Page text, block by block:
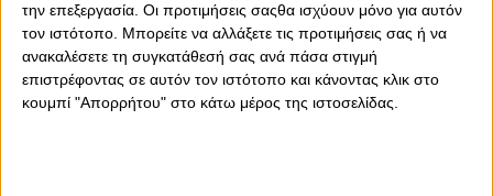
την επεξεργασία. Οι προτιμήσεις σαςθα ισχύουν μόνο για αυτόν
τον ιστότοπο. Μπορείτε να αλλάξετε τις προτιμήσεις σας ή να
ανακαλέσετε τη συγκατάθεσή σας ανά πάσα στιγμή
επιστρέφοντας σε αυτόν τον ιστότοπο και κάνοντας κλικ στο
κουμπί "Απορρήτου" στο κάτω μέρος της ιστοσελίδας.